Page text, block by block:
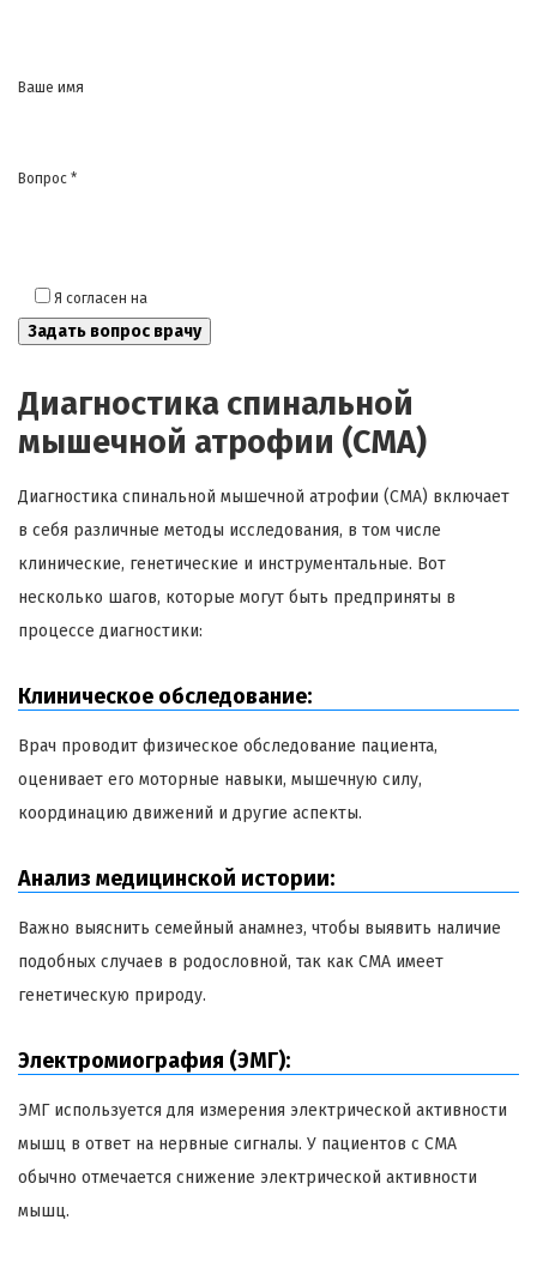
Ваше имя
Вопрос *
Я согласен на
Диагностика спинальной
мышечной атрофии (СМА)
Диагностика спинальной мышечной атрофии (СМА) включает
в себя различные методы исследования, в том числе
клинические, генетические и инструментальные. Вот
несколько шагов, которые могут быть предприняты в
процессе диагностики:
Клиническое обследование:
Врач проводит физическое обследование пациента,
оценивает его моторные навыки, мышечную силу,
координацию движений и другие аспекты.
Анализ медицинской истории:
Важно выяснить семейный анамнез, чтобы выявить наличие
подобных случаев в родословной, так как СМА имеет
генетическую природу.
Электромиография (ЭМГ):
ЭМГ используется для измерения электрической активности
мышц в ответ на нервные сигналы. У пациентов с СМА
обычно отмечается снижение электрической активности
мышц.